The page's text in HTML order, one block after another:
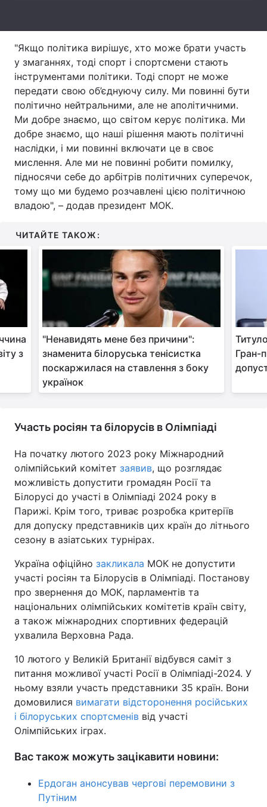
"Якщо політика вирішує, хто може брати участь
у змаганнях, тоді спорт і спортсмени стають
інструментами політики. Тоді спорт не може
передати свою об’єднуючу силу. Ми повинні бути
політично нейтральними, але не аполітичними.
Ми добре знаємо, що світом керує політика. Ми
добре знаємо, що наші рішення мають політичні
наслідки, і ми повинні включати це в своє
мислення. Але ми не повинні робити помилку,
підносячи себе до арбітрів політичних суперечок,
тому що ми будемо розчавлені цією політичною
владою", – додав президент МОК.
ЧИТАЙТЕ ТАКОЖ:
з
"Ненавидять мене без причини":
знаменита білоруська тенісистка
поскаржилася на ставлення з боку
українок
Гран-
Участь росіян та білорусів в Олімпіаді
На початку лютого 2023 року Міжнародний
олімпійський комітет заявив, що розглядає
можливість допустити громадян Росії та
Білорусі до участі в Олімпіаді 2024 року в
Парижі. Крім того, триває розробка критеріїв
для допуску представників цих країн до літнього
сезону в азіатських турнірах.
Україна офіційно закликала МОК не допустити
участі росіян та Білорусів в Олімпіаді. Постанову
про звернення до МОК, парламентів та
національних олімпійських комітетів країн світу,
а також міжнародних спортивних федерацій
ухвалила Верховна Рада.
10 лютого у Великій Британії відбувся саміт з
питання можливої участі Росії в Олімпіаді-2024. У
ньому взяли участь представники 35 країн. Вони
домовилися вимагати відсторонення російських
і білоруських спортсменів від участі
Олімпійських іграх.
Вас також можуть зацікавити новини:
Ердоган анонсував чергові перемовини з
Путіним